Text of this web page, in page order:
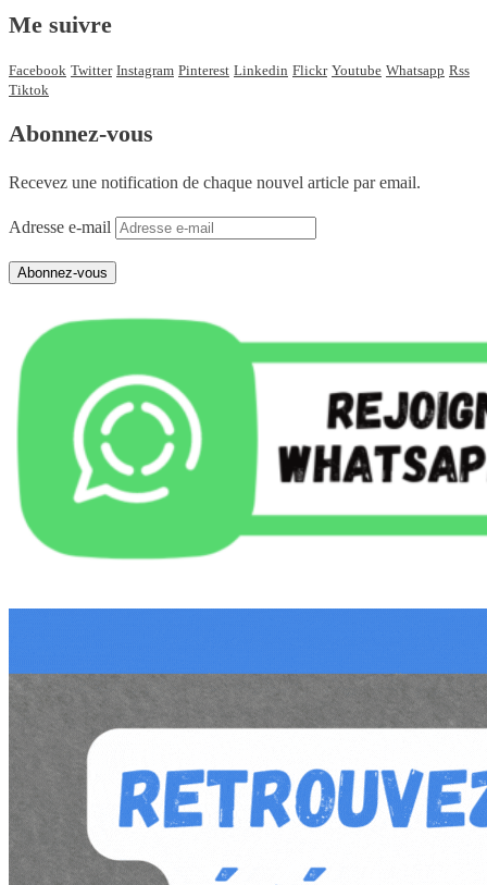
Me suivre
Facebook Twitter Instagram Pinterest Linkedin Flickr Youtube Whatsapp Rss
Tiktok
Abonnez-vous
Recevez une notification de chaque nouvel article par email.
Adresse e-mail
Abonnez-vous